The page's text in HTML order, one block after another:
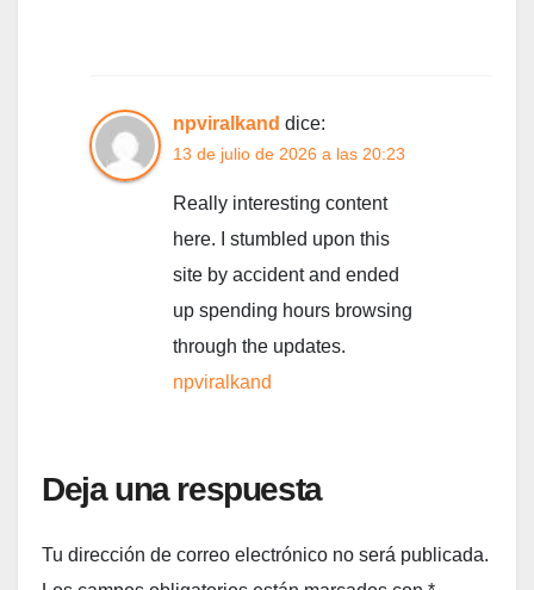
npviralkand dice:
13 de julio de 2026 a las 20:23
Really interesting content
here. I stumbled upon this
site by accident and ended
up spending hours browsing
through the updates.
npviralkand
Deja una respuesta
Tu dirección de correo electrónico no será publicada.